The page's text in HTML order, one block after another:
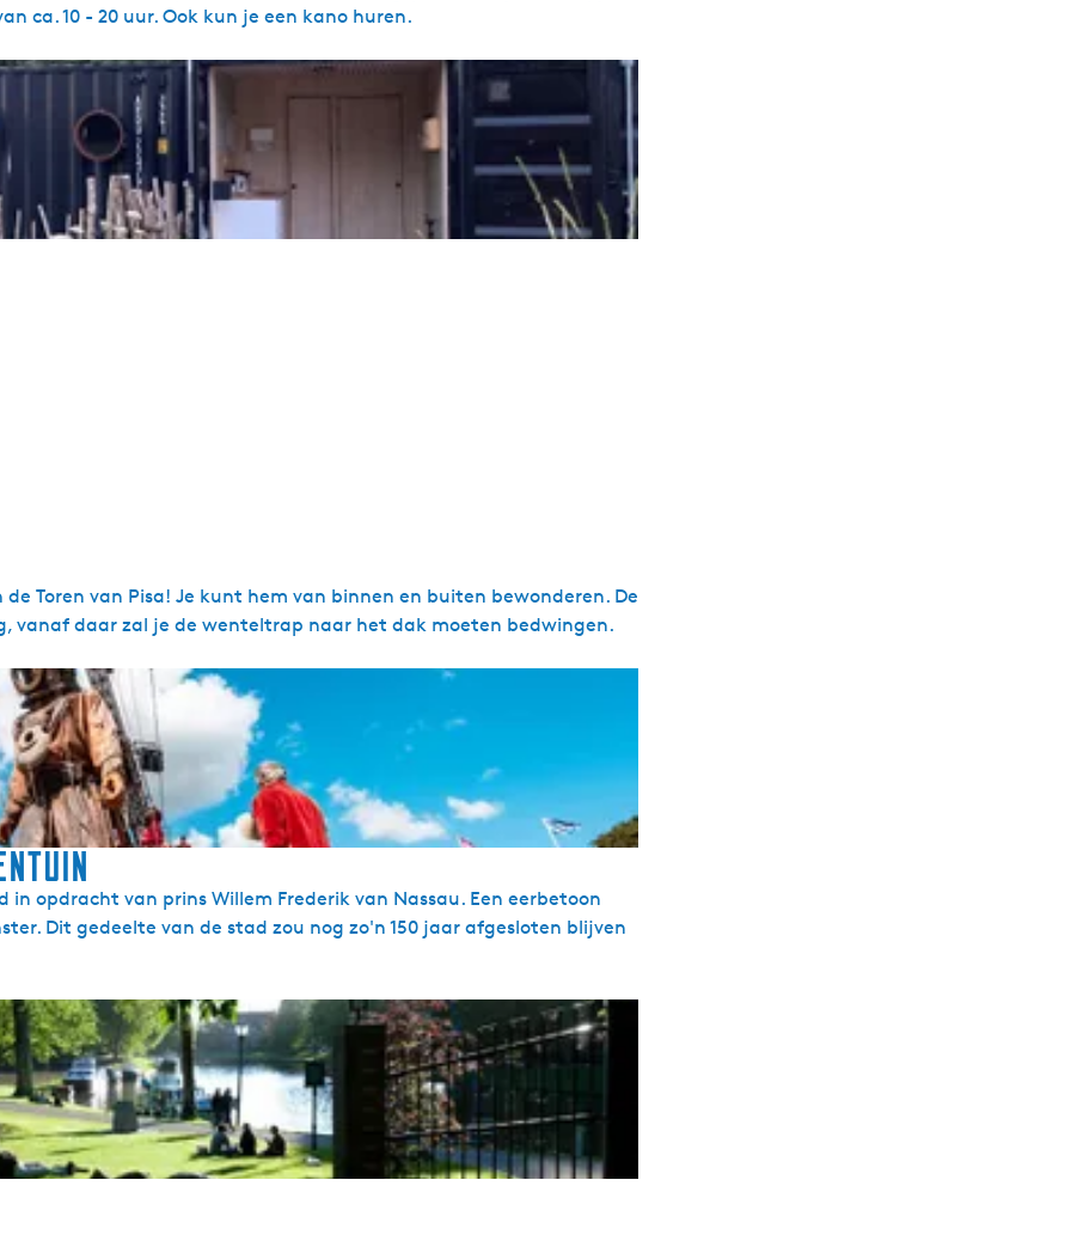
ca. 10 - 20 uur. Ook kun je een kano huren.
de Toren van Pisa! Je kunt hem van binnen en buiten bewonderen. De
vanaf daar zal je de wenteltrap naar het dak moeten bedwingen.
opdracht van prins Willem Frederik van Nassau. Een eerbetoon
Dit gedeelte van de stad zou nog zo'n 150 jaar afgesloten blijven